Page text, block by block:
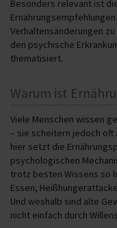
Besonders relevant ist
Verhaltensänderungen
den psychische
thematisiert.
Warum ist
Viele Menschen wissen
– sie scheitern jedoch oft
hier setzt die
psychologischen
trotz besten Wissens so
Essen,
Und weshalb sind alte
nicht einfach durch